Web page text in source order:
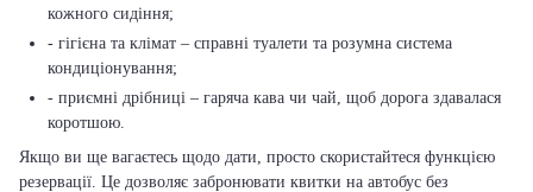
кожного сидіння;
- гігієна та клімат – справні туалети та розумна система
кондиціонування;
- приємні дрібниці – гаряча кава чи чай, щоб дорога здавалася
коротшою.
Якщо ви ще вагаєтесь щодо дати, просто скористайтеся функцією
резервації. Це дозволяє забронювати квитки на автобус без